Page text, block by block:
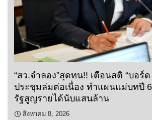
“สว.จำลอง”สุดทน!! เตือนสติ “บอร์
ประชุมล่มต่อเนื่อง ทำแผนแม่บทปี
รัฐสูญรายได้นับแสนล้าน
สิงหาคม 8, 2026